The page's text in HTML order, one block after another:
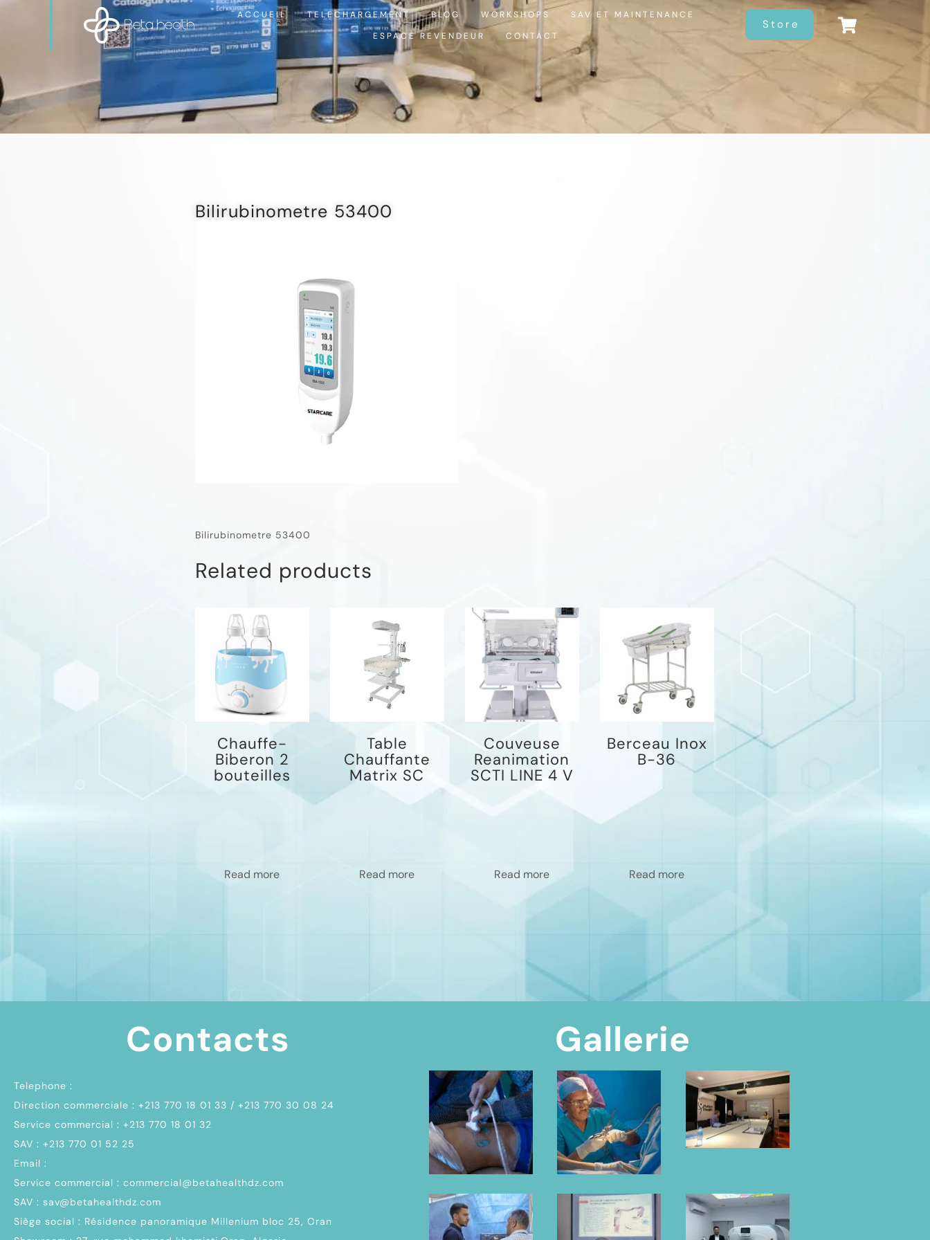
ACCUEIL TELECHARGEMENT BLOG WORKSHOPS
SAV ET MAINTENANCE
ESPACE REVENDEUR
CONTACT
Store
Bilirubinometre 53400
Bilirubinometre 53400
Related products
Chauffe-
Biberon 2
bouteilles
Read more
Table
Chauffante
Matrix SC
Read more
Couveuse
Reanimation
SCTI LINE 4 V
Read more
Berceau Inox
B-36
Read more
Contacts
Telephone :
Direction commerciale : +213 770 18 01 33 / +213 770 30 08 24
Service commercial : +213 770 18 01 32
SAV : +213 770 01 52 25
Email :
Service commercial : commercial@betahealthdz.com
SAV : sav@betahealthdz.com
Siège social : Résidence panoramique Millenium bloc 25, Oran
Gallerie